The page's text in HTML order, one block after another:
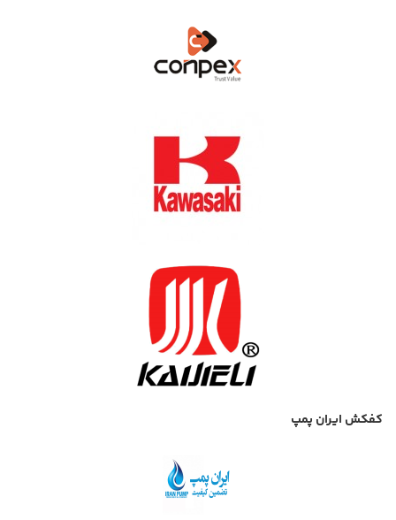
کفکش ایران پمپ